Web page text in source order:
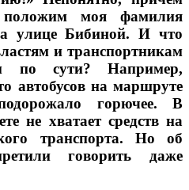
моя фамилия
улице Бибиной. И что
и транспортникам
по сути? Например,
автобусов на маршруте
горючее. В
не хватает средств на
транспорта. Но об
говорить даже